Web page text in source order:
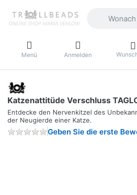
Menü Anmelden
Katzenattitüde Verschluss
Entdecke den Nervenkitzel des
der Neugierde einer Katze.
Geben Sie die erste